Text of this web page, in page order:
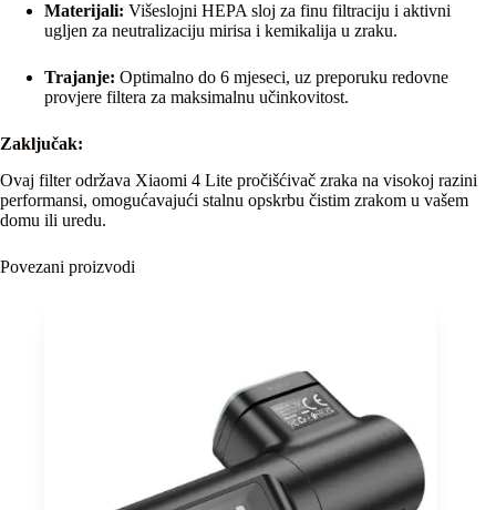
Materijali: Višeslojni HEPA sloj za finu filtraciju i aktivni
ugljen za neutralizaciju mirisa i kemikalija u zraku.
Trajanje: Optimalno do 6 mjeseci, uz preporuku redovne
provjere filtera za maksimalnu učinkovitost.
Zaključak:
Ovaj filter održava Xiaomi 4 Lite pročišćivač zraka na visokoj razini
performansi, omogućavajući stalnu opskrbu čistim zrakom u vašem
domu ili uredu.
Povezani proizvodi